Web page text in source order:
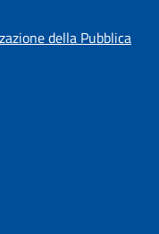
della Pubblica